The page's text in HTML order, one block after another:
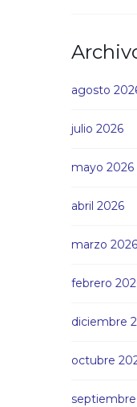
agosto
julio 2026
mayo 2026
abril 2026
marzo 2026
febrero
diciembre
octubre
septiembre